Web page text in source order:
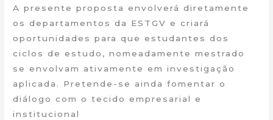
A presente proposta envolverá diretamente
os departamentos da ESTGV e criará
oportunidades para que estudantes dos
ciclos de estudo, nomeadamente mestrado
se envolvam ativamente em investigação
aplicada. Pretende-se ainda fomentar o
diálogo com o tecido empresarial e
institucional